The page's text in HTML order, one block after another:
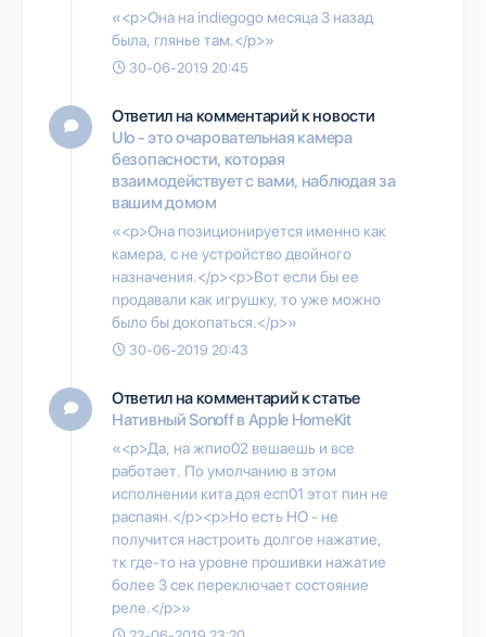
«<p>Она на indiegogo месяца 3 назад
была, глянье там.</p>»
30-06-2019 20:45
Ответил на комментарий к новости
Ulo - это очаровательная камера
безопасности, которая
взаимодействует с вами, наблюдая за
вашим домом
«<p>Она позиционируется именно как
камера, с не устройство двойного
назначения.</p><p>Вот если бы ее
продавали как игрушку, то уже можно
было бы докопаться.</p>»
30-06-2019 20:43
Ответил на комментарий к статье
Нативный Sonoff в Apple HomeKit
«<p>Да, на жпио02 вешаешь и все
работает. По умолчанию в этом
исполнении кита доя есп01 этот пин не
распаян.</p><p>Но есть НО - не
получится настроить долгое нажатие,
тк где-то на уровне прошивки нажатие
более 3 сек переключает состояние
реле.</p>»